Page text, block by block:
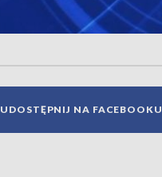
UDOSTĘPNIJ NA FACEBOOKU